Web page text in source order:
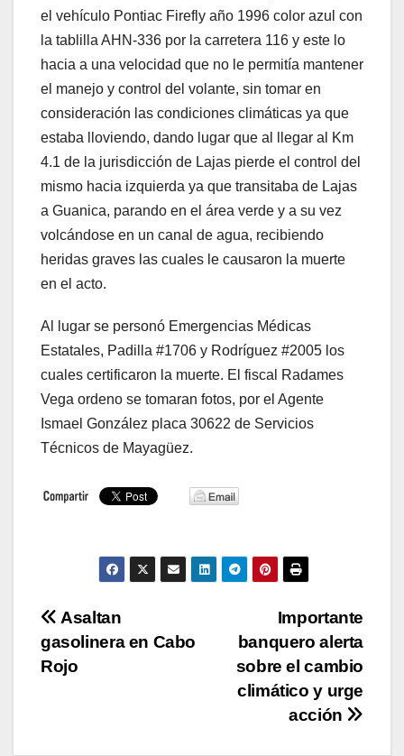
el vehículo Pontiac Firefly año 1996 color azul con
la tablilla AHN-336 por la carretera 116 y este lo
hacia a una velocidad que no le permitía mantener
el manejo y control del volante, sin tomar en
consideración las condiciones climáticas ya que
estaba lloviendo, dando lugar que al llegar al Km
4.1 de la jurisdicción de Lajas pierde el control del
mismo hacia izquierda ya que transitaba de Lajas
a Guanica, parando en el área verde y a su vez
volcándose en un canal de agua, recibiendo
heridas graves las cuales le causaron la muerte
en el acto.
Al lugar se personó Emergencias Médicas
Estatales, Padilla #1706 y Rodríguez #2005 los
cuales certificaron la muerte. El fiscal Radames
Vega ordeno se tomaran fotos, por el Agente
Ismael González placa 30622 de Servicios
Técnicos de Mayagüez.
Navegación
de
Importante
banquero alerta
sobre el cambio
climático y urge
acción
Asaltan
gasolinera en Cabo
Rojo